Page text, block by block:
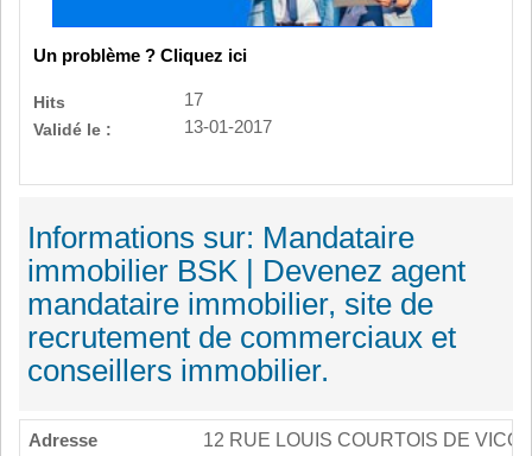
Un problème ? Cliquez ici
Hits
17
Validé le :
13-01-2017
Informations sur: Mandataire
immobilier BSK | Devenez agent
mandataire immobilier, site de
recrutement de commerciaux et
conseillers immobilier.
Adresse
12 RUE LOUIS COURTOIS DE